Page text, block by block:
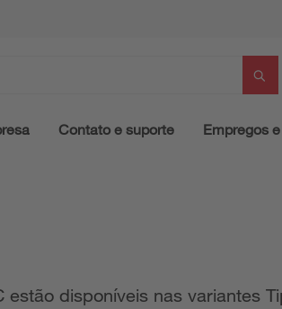
Contato e suporte Empregos
disponíveis nas variantes